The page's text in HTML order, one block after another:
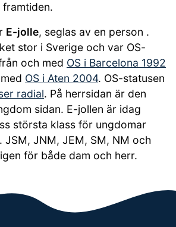
E-jolle, seglas av en person .
stor i Sverige och var OS-
och med OS i Barcelona 1992
OS i Aten 2004. OS-statusen
radial. På herrsidan är den
sidan. E-jollen är idag
största klass för ungdomar
JSM, JNM, JEM, SM, NM och
för både dam och herr.